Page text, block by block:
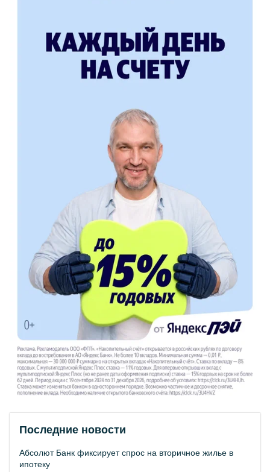
Последние новости
Абсолют Банк фиксирует спрос на вторичное жилье в
ипотеку